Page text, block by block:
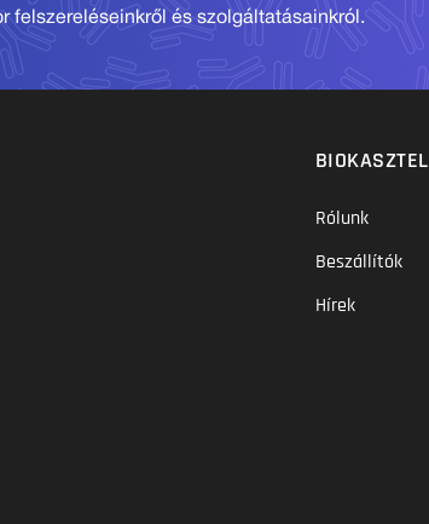
felszereléseinkről és szolgáltatásainkról.
BIOKASZTEL
Rólunk
Beszállítók
Hírek